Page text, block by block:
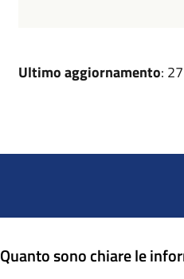
Ultimo aggiornamento:
Quanto sono chiare le